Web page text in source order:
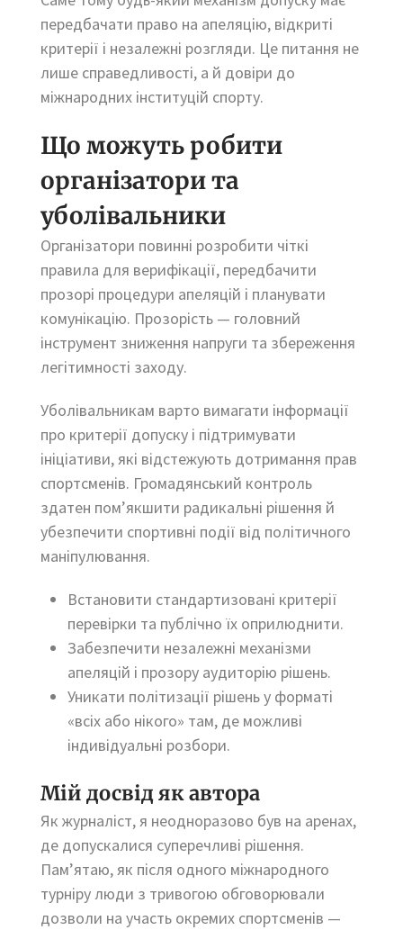
передбачати право на апеляцію, відкриті
критерії і незалежні розгляди. Це питання не
лише справедливості, а й довіри до
міжнародних інституцій спорту.
Що можуть робити
організатори та
уболівальники
Організатори повинні розробити чіткі
правила для верифікації, передбачити
прозорі процедури апеляцій і планувати
комунікацію. Прозорість — головний
інструмент зниження напруги та збереження
легітимності заходу.
Уболівальникам варто вимагати інформації
про критерії допуску і підтримувати
ініціативи, які відстежують дотримання прав
спортсменів. Громадянський контроль
здатен пом’якшити радикальні рішення й
убезпечити спортивні події від політичного
маніпулювання.
Встановити стандартизовані критерії
перевірки та публічно їх оприлюднити.
Забезпечити незалежні механізми
апеляцій і прозору аудиторію рішень.
Уникати політизації рішень у форматі
«всіх або нікого» там, де можливі
індивідуальні розбори.
Мій досвід як автора
Як журналіст, я неодноразово був на аренах,
де допускалися суперечливі рішення.
Пам’ятаю, як після одного міжнародного
турніру люди з тривогою обговорювали
дозволи на участь окремих спортсменів —